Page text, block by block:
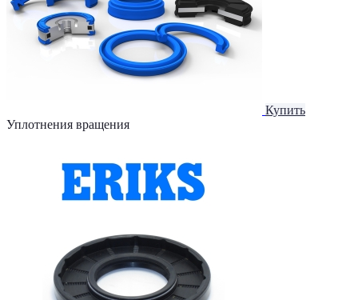
Купить
Уплотнения вращения